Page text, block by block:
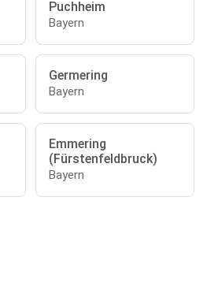
Puchheim
Bayern
Germering
Bayern
Emmering
(Fürstenfeldbruck)
Bayern